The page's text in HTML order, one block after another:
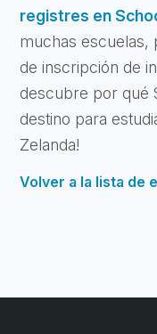
registres en
muchas escuelas,
de inscripción de
descubre por qué
destino para
Zelanda!
Volver a la lista de